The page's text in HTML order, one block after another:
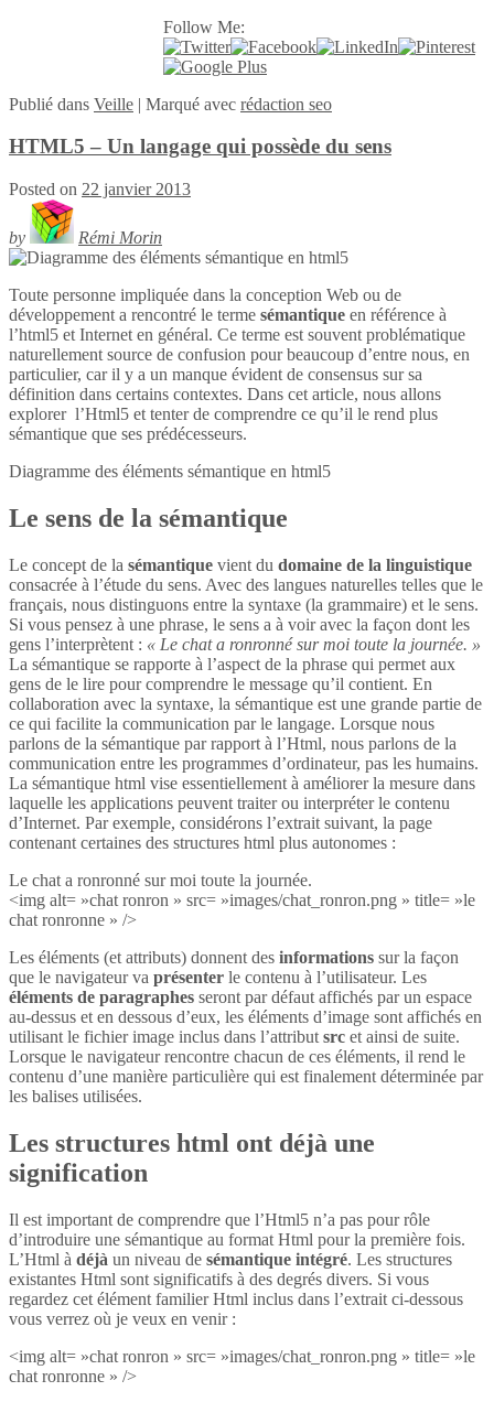
Follow Me:
Publié dans Veille | Marqué avec rédaction seo
HTML5 – Un langage qui possède du sens
Posted on 22 janvier 2013
by Rémi Morin
Toute personne impliquée dans la conception Web ou de
développement a rencontré le terme sémantique en référence à
l’html5 et Internet en général. Ce terme est souvent problématique
naturellement source de confusion pour beaucoup d’entre nous, en
particulier, car il y a un manque évident de consensus sur sa
définition dans certains contextes. Dans cet article, nous allons
explorer l’Html5 et tenter de comprendre ce qu’il le rend plus
sémantique que ses prédécesseurs.
Diagramme des éléments sémantique en html5
Le sens de la sémantique
Le concept de la sémantique vient du domaine de la linguistique
consacrée à l’étude du sens. Avec des langues naturelles telles que le
français, nous distinguons entre la syntaxe (la grammaire) et le sens.
Si vous pensez à une phrase, le sens a à voir avec la façon dont les
gens l’interprètent : « Le chat a ronronné sur moi toute la journée. »
La sémantique se rapporte à l’aspect de la phrase qui permet aux
gens de le lire pour comprendre le message qu’il contient. En
collaboration avec la syntaxe, la sémantique est une grande partie de
ce qui facilite la communication par le langage. Lorsque nous
parlons de la sémantique par rapport à l’Html, nous parlons de la
communication entre les programmes d’ordinateur, pas les humains.
La sémantique html vise essentiellement à améliorer la mesure dans
laquelle les applications peuvent traiter ou interpréter le contenu
d’Internet. Par exemple, considérons l’extrait suivant, la page
contenant certaines des structures html plus autonomes :
Le chat a ronronné sur moi toute la journée.
<img alt= »chat ronron » src= »images/chat_ronron.png » title= »le
chat ronronne » />
Les éléments (et attributs) donnent des informations sur la façon
que le navigateur va présenter le contenu à l’utilisateur. Les
éléments de paragraphes seront par défaut affichés par un espace
au-dessus et en dessous d’eux, les éléments d’image sont affichés en
utilisant le fichier image inclus dans l’attribut src et ainsi de suite.
Lorsque le navigateur rencontre chacun de ces éléments, il rend le
contenu d’une manière particulière qui est finalement déterminée par
les balises utilisées.
Les structures html ont déjà une
signification
Il est important de comprendre que l’Html5 n’a pas pour rôle
d’introduire une sémantique au format Html pour la première fois.
L’Html à déjà un niveau de sémantique intégré. Les structures
existantes Html sont significatifs à des degrés divers. Si vous
regardez cet élément familier Html inclus dans l’extrait ci-dessous
vous verrez où je veux en venir :
<img alt= »chat ronron » src= »images/chat_ronron.png » title= »le
chat ronronne » />